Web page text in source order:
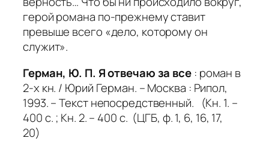
герой романа по-прежнему ставит
превыше всего «дело, которому он
служит».
Герман, Ю. П. Я отвечаю за все : роман в
2-х кн. / Юрий Герман. – Москва : Рипол,
1993. – Текст непосредственный. (Кн. 1. –
400 с. ; Кн. 2. – 400 с. (ЦГБ, ф. 1, 6, 16, 17,
20)